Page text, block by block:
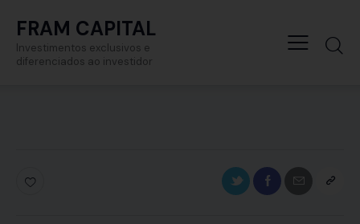
FRAM CAPITAL
Investimentos exclusivos e
diferenciados ao investidor